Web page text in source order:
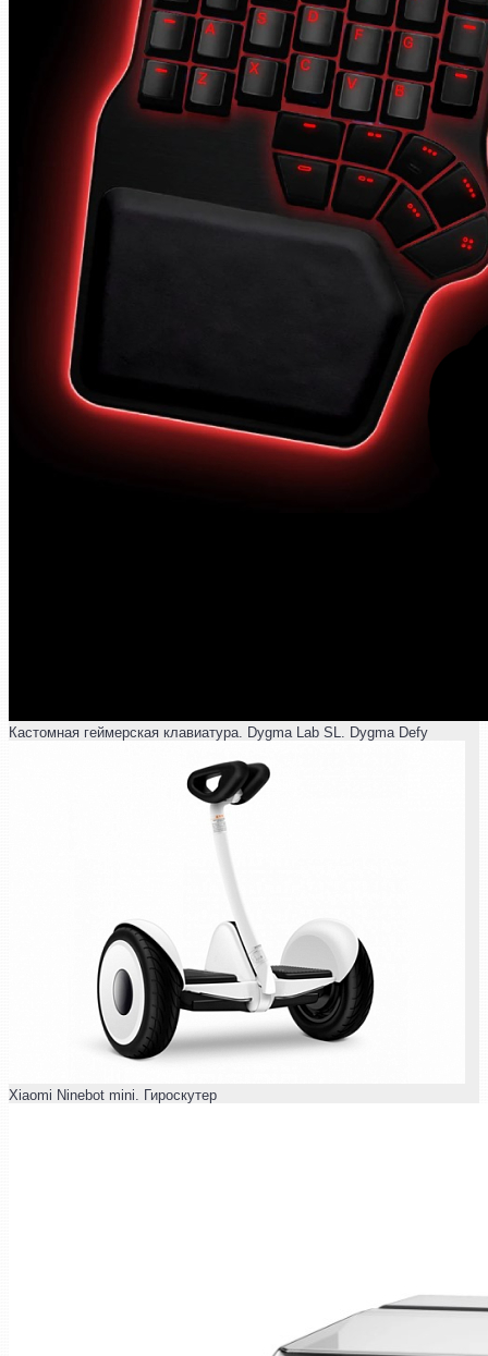
Кастомная геймерская клавиатура. Dygma Lab SL. Dygma Defy
Xiaomi Ninebot mini. Гироскутер